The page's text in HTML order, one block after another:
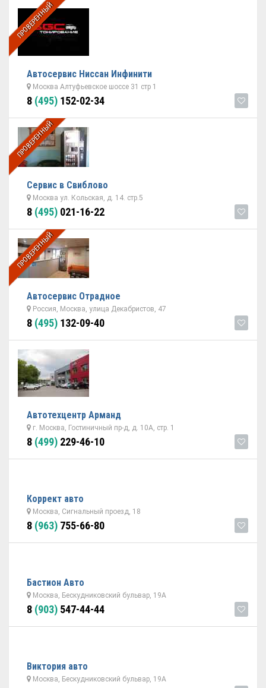
ПРОВЕРЕННЫЙ
Автосервис Ниссан Инфинити
Москва Алтуфьевское шоссе 31 стр 1
8 (495) 152-02-34
ПРОВЕРЕННЫЙ
Сервис в Свиблово
Москва ул. Кольская, д. 14. стр.5
8 (495) 021-16-22
ПРОВЕРЕННЫЙ
Автосервис Отрадное
Россия, Москва, улица Декабристов, 47
8 (495) 132-09-40
Автотехцентр Арманд
г. Москва, Гостиничный пр-д, д. 10А, стр. 1
8 (499) 229-46-10
Коррект авто
Москва, Сигнальный проезд, 18
8 (963) 755-66-80
Бастион Авто
Москва, Бескудниковский бульвар, 19А
8 (903) 547-44-44
Виктория авто
Москва, Бескудниковский бульвар, 19А